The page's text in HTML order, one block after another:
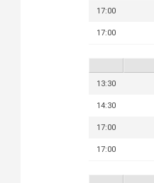
17:00
17:00
13:30
14:30
17:00
17:00